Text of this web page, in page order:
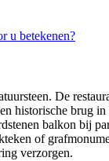
u betekenen?
De
historische brug
balkon bij
of
verzorgen.